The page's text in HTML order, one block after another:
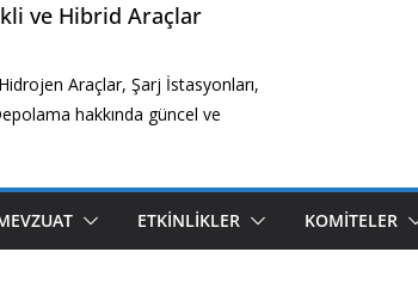
ve Hibrid Araçlar
Araçlar, Şarj İstasyonları,
hakkında güncel ve
ETKINLIKLER KOMITELER